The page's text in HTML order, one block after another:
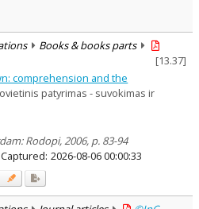
Books & books parts
[13.37]
comprehension and the
patyrimas - suvokimas ir
Rodopi, 2006, p. 83-94
Captured: 2026-08-06 00:00:33